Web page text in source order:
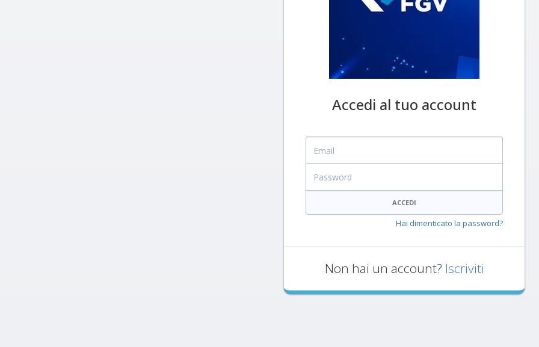
Accedi al tuo account
Email
ACCEDI
Hai dimenticato la password?
Non hai un account? Iscriviti